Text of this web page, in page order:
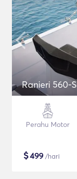
Ranieri 560-S
Perahu Motor
$499 /hari